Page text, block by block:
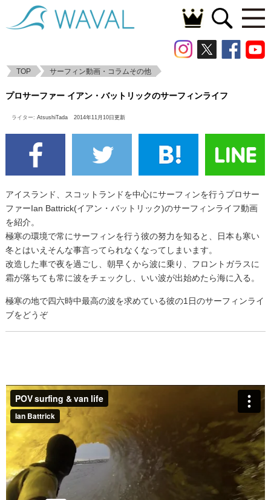
TOP サーフィン動画・コラムその他
ーフィンライフ
プロサーファー イアン・バットリックのサーフィンライフ
ライター: AtsushiTada 2014年11月10日更新
アイスランド、スコットランドを中心にサーフィンを行うプロサー
ファーIan Battrick(イアン・バットリック)のサーフィンライフ動画
を紹介。
極寒の環境で常にサーフィンを行う彼の努力を知ると、日本も寒い
冬とはいえそんな事言ってられなくなってしまいます。
改造した車で夜を過ごし、朝早くから波に乗り、フロントガラスに
霜が落ちても常に波をチェックし、いい波が出始めたら海に入る。
極寒の地で四六時中最高の波を求めている彼の1日のサーフィンライ
ブをどうぞ